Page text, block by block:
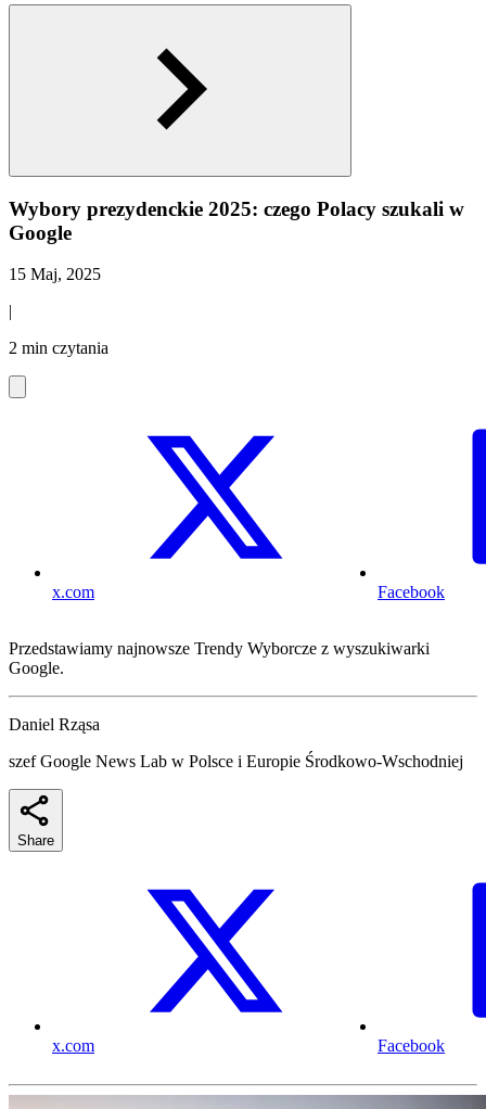
Wybory prezydenckie 2025: czego Polacy szukali w
Google
15 Maj, 2025
|
2 min czytania
x.com Facebook
Przedstawiamy najnowsze Trendy Wyborcze z wyszukiwarki
Google.
Daniel Rząsa
szef Google News Lab w Polsce i Europie Środkowo-Wschodniej
Share
x.com Facebook